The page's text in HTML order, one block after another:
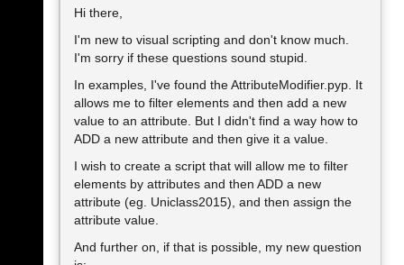
Hi there,
I'm new to visual scripting and don't know much.
I'm sorry if these questions sound stupid.
In examples, I've found the AttributeModifier.pyp. It
allows me to filter elements and then add a new
value to an attribute. But I didn't find a way how to
ADD a new attribute and then give it a value.
I wish to create a script that will allow me to filter
elements by attributes and then ADD a new
attribute (eg. Uniclass2015), and then assign the
attribute value.
And further on, if that is possible, my new question